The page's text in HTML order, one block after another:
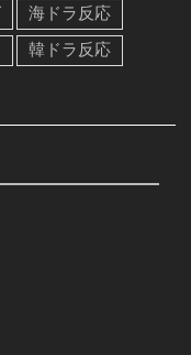
海ドラ反応
韓ドラ反応